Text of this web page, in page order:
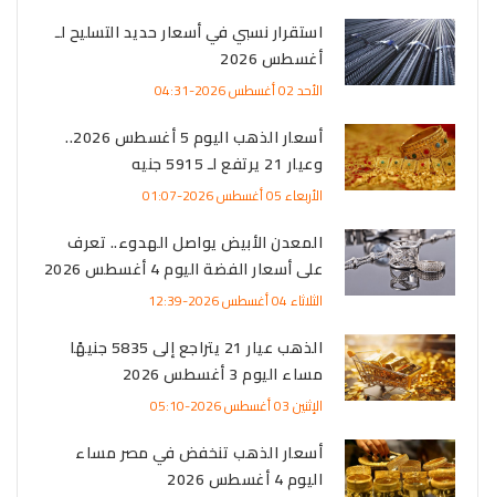
استقرار نسبي في أسعار حديد التسليح لـ
أغسطس 2026
الأحد 02 أغسطس 2026-04:31
أسعار الذهب اليوم 5 أغسطس 2026..
وعيار 21 يرتفع لـ 5915 جنيه
الأربعاء 05 أغسطس 2026-01:07
المعدن الأبيض يواصل الهدوء.. تعرف
على أسعار الفضة اليوم 4 أغسطس 2026
الثلاثاء 04 أغسطس 2026-12:39
الذهب عيار 21 يتراجع إلى 5835 جنيهًا
مساء اليوم 3 أغسطس 2026
الإثنين 03 أغسطس 2026-05:10
أسعار الذهب تنخفض في مصر مساء
اليوم 4 أغسطس 2026